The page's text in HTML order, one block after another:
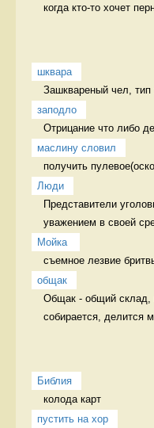
когда кто-то хочет
шквара
Зашквареный чел, тип
заподло
Отрицание что либо
маслину словил
получить
Люди
Представители
уважением в своей
Мойка
съемное лезвие
общак
Общак - общий склад,
собирается, делится
Библия
колода карт
пустить на хор